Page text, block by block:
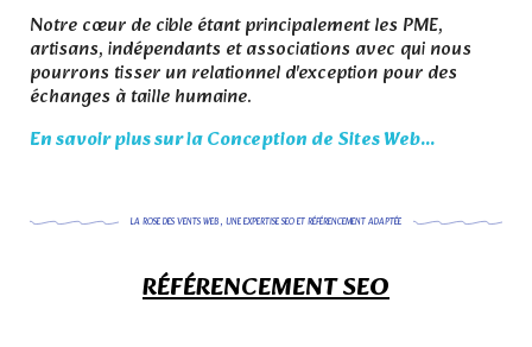
Notre cœur de cible étant principalement les PME,
artisans, indépendants et associations avec qui nous
pourrons tisser un relationnel d'exception pour des
échanges à taille humaine.
En savoir plus sur la Conception de Sites Web...
LA ROSE DES VENTS WEB , UNE EXPERTISE SEO ET RÉFÉRENCEMENT ADAPTÉE
RÉFÉRENCEMENT SEO